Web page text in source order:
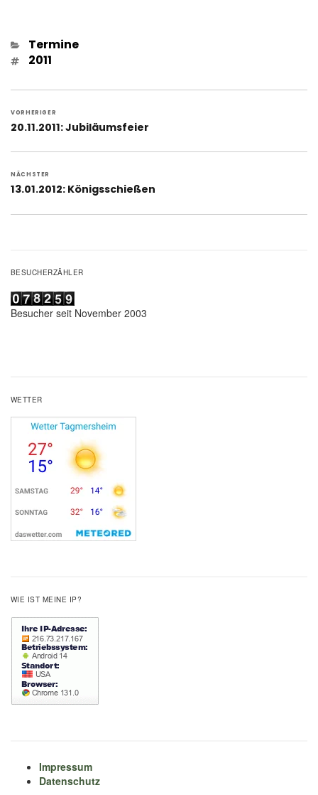
Kategorien
Termine
Schlagwörter
2011
VORHERIGER
Vorheriger
20.11.2011: Jubiläumsfeier
NÄCHSTER
Nächster
13.01.2012: Königsschießen
BESUCHERZÄHLER
Besucher seit November 2003
WETTER
WIE IST MEINE IP?
Impressum
Datenschutz